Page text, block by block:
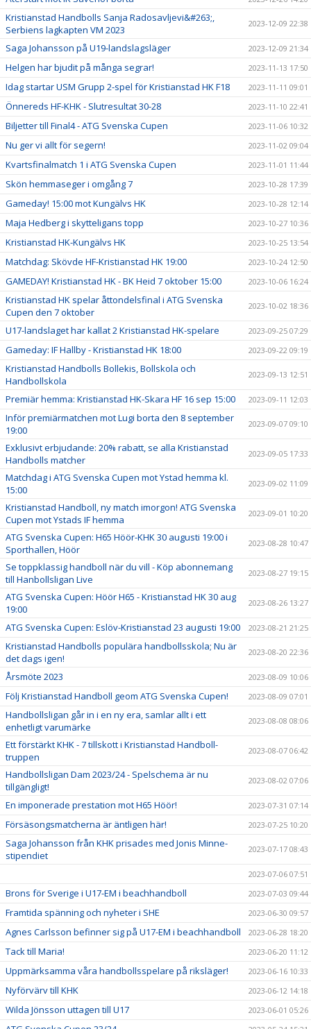
Kristianstad Handbolls Sanja Radosavljevi&#263;,
Serbiens lagkapten VM 2023
2023-12-09 22:38
Saga Johansson på U19-landslagsläger 2023-12-09 21:34
Helgen har bjudit på många segrar! 2023-11-13 17:50
Idag startar USM Grupp 2-spel för Kristianstad HK F18 2023-11-11 09:01
Önnereds HF-KHK - Slutresultat 30-28 2023-11-10 22:41
Biljetter till Final4 - ATG Svenska Cupen 2023-11-06 10:32
Nu ger vi allt för segern! 2023-11-02 09:04
Kvartsfinalmatch 1 i ATG Svenska Cupen 2023-11-01 11:44
Skön hemmaseger i omgång 7 2023-10-28 17:39
Gameday! 15:00 mot Kungälvs HK 2023-10-28 12:14
Maja Hedberg i skytteligans topp 2023-10-27 10:36
Kristianstad HK-Kungälvs HK 2023-10-25 13:54
Matchdag: Skövde HF-Kristianstad HK 19:00 2023-10-24 12:50
GAMEDAY! Kristianstad HK - BK Heid 7 oktober 15:00 2023-10-06 16:24
Kristianstad HK spelar åttondelsfinal i ATG Svenska
Cupen den 7 oktober
2023-10-02 18:36
U17-landslaget har kallat 2 Kristianstad HK-spelare 2023-09-25 07:29
Gameday: IF Hallby - Kristianstad HK 18:00 2023-09-22 09:19
Kristianstad Handbolls Bollekis, Bollskola och
Handbollskola
2023-09-13 12:51
Premiär hemma: Kristianstad HK-Skara HF 16 sep 15:00 2023-09-11 12:03
Inför premiärmatchen mot Lugi borta den 8 september
19:00
2023-09-07 09:10
Exklusivt erbjudande: 20% rabatt, se alla Kristianstad
Handbolls matcher
2023-09-05 17:33
Matchdag i ATG Svenska Cupen mot Ystad hemma kl.
15:00
2023-09-02 11:09
Kristianstad Handboll, ny match imorgon! ATG Svenska
Cupen mot Ystads IF hemma
2023-09-01 10:20
ATG Svenska Cupen: H65 Höör-KHK 30 augusti 19:00 i
Sporthallen, Höör
2023-08-28 10:47
Se toppklassig handboll när du vill - Köp abonnemang
till Hanbollsligan Live
2023-08-27 19:15
ATG Svenska Cupen: Höör H65 - Kristianstad HK 30 aug
19:00
2023-08-26 13:27
ATG Svenska Cupen: Eslöv-Kristianstad 23 augusti 19:00 2023-08-21 21:25
Kristianstad Handbolls populära handbollsskola; Nu är
det dags igen!
2023-08-20 22:36
Årsmöte 2023 2023-08-09 10:06
Följ Kristianstad Handboll geom ATG Svenska Cupen! 2023-08-09 07:01
Handbollsligan går in i en ny era, samlar allt i ett
enhetligt varumärke
2023-08-08 08:06
Ett förstärkt KHK - 7 tillskott i Kristianstad Handboll-
truppen
2023-08-07 06:42
Handbollsligan Dam 2023/24 - Spelschema är nu
tillgängligt!
2023-08-02 07:06
En imponerade prestation mot H65 Höör! 2023-07-31 07:14
Försäsongsmatcherna är äntligen här! 2023-07-25 10:20
Saga Johansson från KHK prisades med Jonis Minne-
stipendiet
2023-07-17 08:43
2023-07-06 07:51
Brons för Sverige i U17-EM i beachhandboll 2023-07-03 09:44
Framtida spänning och nyheter i SHE 2023-06-30 09:57
Agnes Carlsson befinner sig på U17-EM i beachhandboll 2023-06-28 18:20
Tack till Maria! 2023-06-20 11:12
Uppmärksamma våra handbollsspelare på riksläger! 2023-06-16 10:33
Nyförvärv till KHK 2023-06-12 14:18
Wilda Jönsson uttagen till U17 2023-06-01 05:26